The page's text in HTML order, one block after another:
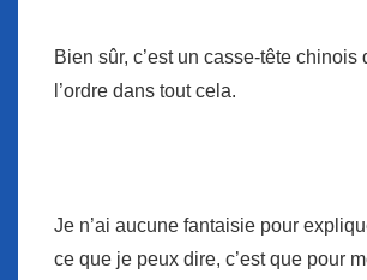
Bien sûr, c’est un casse-tête chinois
l’ordre dans tout cela.
Je n’ai aucune fantaisie pour
ce que je peux dire, c’est que pour